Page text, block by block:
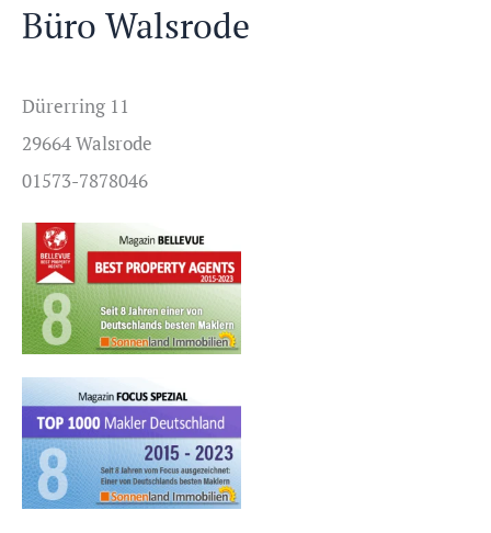
Büro Walsrode
Dürerring 11
29664 Walsrode
01573-7878046